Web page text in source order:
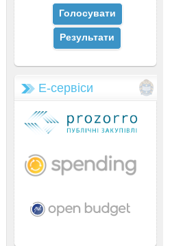
Е-сервіси